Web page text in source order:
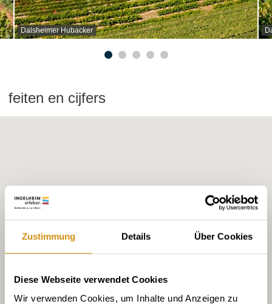
Zustimmung Details Über Cookies
Diese Webseite verwendet Cookies
Wir verwenden Cookies, um Inhalte und Anzeigen zu
Dalsheimer Hubacker
feiten en cijfers